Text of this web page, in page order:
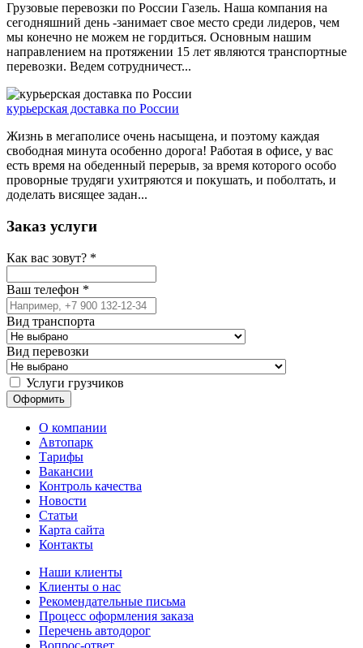
Грузовые перевозки по России Газель. Наша компания на
сегодняшний день -занимает свое место среди лидеров, чем
мы конечно не можем не гордиться. Основным нашим
направлением на протяжении 15 лет являются транспортные
перевозки. Ведем сотрудничест...
курьерская доставка по России
Жизнь в мегаполисе очень насыщена, и поэтому каждая
свободная минута особенно дорога! Работая в офисе, у вас
есть время на обеденный перерыв, за время которого особо
проворные трудяги ухитряются и покушать, и поболтать, и
доделать висящее задан...
Заказ услуги
Как вас зовут? *
Ваш телефон *
Вид транспорта
Вид перевозки
Услуги грузчиков
О компании
Автопарк
Тарифы
Вакансии
Контроль качества
Новости
Статьи
Карта сайта
Контакты
Наши клиенты
Клиенты о нас
Рекомендательные письма
Процесс оформления заказа
Перечень автодорог
Вопрос-ответ